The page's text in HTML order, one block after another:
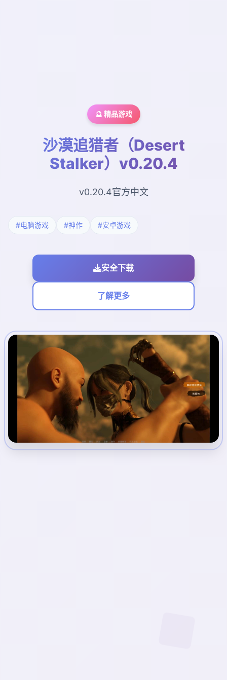
🔮 精品游戏
沙漠追猎者（Desert
Stalker）v0.20.4
v0.20.4官方中文
#电脑游戏 #神作 #安卓游戏
安全下载
了解更多